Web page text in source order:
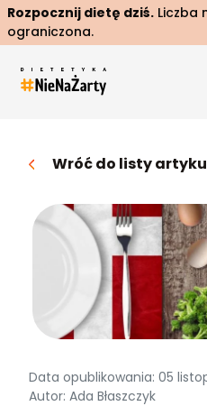
Rozpocznij dietę dziś. Liczba
ograniczona.
Wróć do listy
Data opublikowania: 05
Autor: Ada Błaszczyk